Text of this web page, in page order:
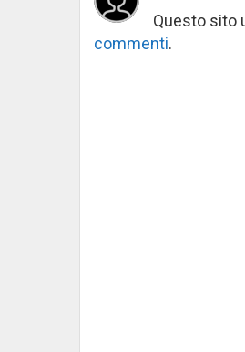
Questo sito
commenti.